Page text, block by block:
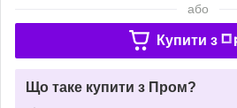
або
Купити з
Що таке купити з Пром?